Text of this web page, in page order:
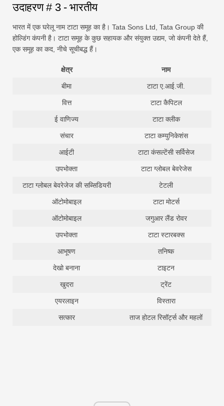
उदाहरण # 3 - भारतीय
भारत में एक घरेलू नाम टाटा समूह का है। Tata Sons Ltd, Tata Group की
होल्डिंग कंपनी है। टाटा समूह के कुछ सहायक और संयुक्त उद्यम, जो कंपनी देते हैं,
एक समूह का कद, नीचे सूचीबद्ध हैं।
क्षेत्र नाम
बीमा टाटा ए.आई.जी.
वित्त टाटा कैपिटल
ई वाणिज्य टाटा क्लीक
संचार टाटा कम्युनिकेशंस
आईटी टाटा कंसल्टेंसी सर्विसेज
उपभोक्ता टाटा ग्लोबल बेवरेजेस
टाटा ग्लोबल बेवरेजेज की सब्सिडियरी टेटली
ऑटोमोबाइल टाटा मोटर्स
ऑटोमोबाइल जगुआर लैंड रोवर
उपभोक्ता टाटा स्टारबक्स
आभूषण तनिष्क
देखो बनाना टाइटन
खुदरा ट्रेंट
एयरलाइन विस्तारा
सत्कार ताज होटल रिसॉर्ट्स और महलों